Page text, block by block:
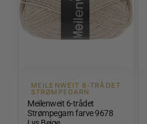
MEILENWEIT 6-TRÅDET
STRØMPEGARN
Meilenweit 6-trådet
Strømpegarn farve 9678